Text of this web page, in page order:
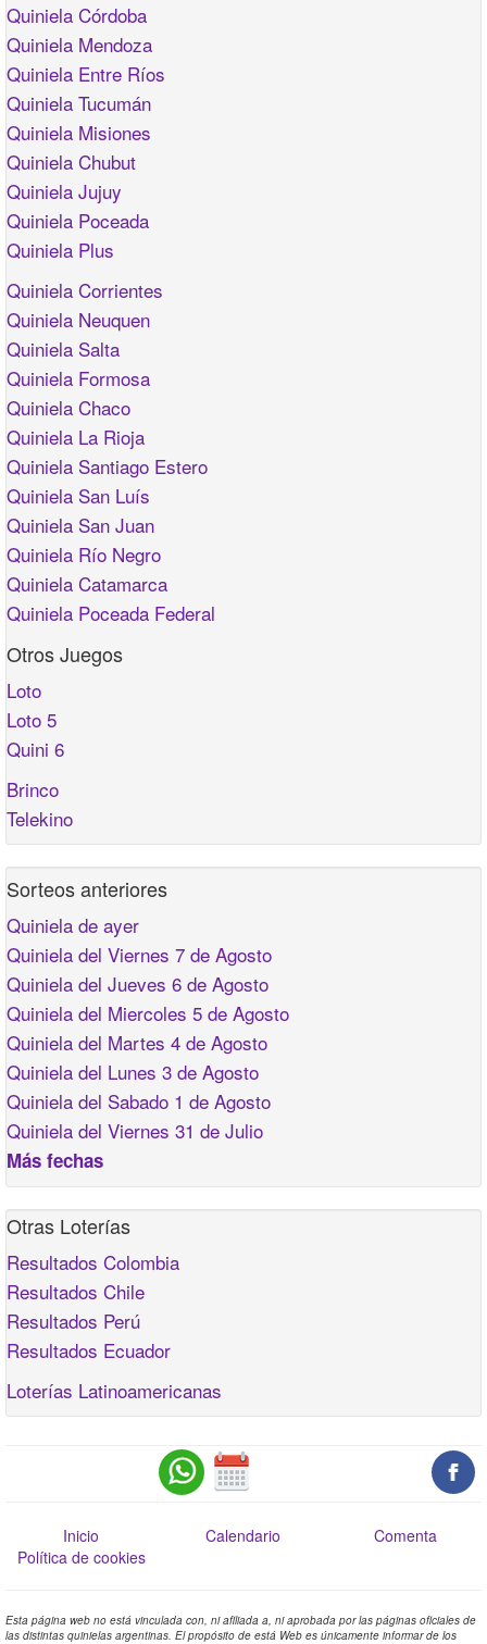
Quiniela Córdoba
Quiniela Mendoza
Quiniela Entre Ríos
Quiniela Tucumán
Quiniela Misiones
Quiniela Chubut
Quiniela Jujuy
Quiniela Poceada
Quiniela Plus
Quiniela Corrientes
Quiniela Neuquen
Quiniela Salta
Quiniela Formosa
Quiniela Chaco
Quiniela La Rioja
Quiniela Santiago Estero
Quiniela San Luís
Quiniela San Juan
Quiniela Río Negro
Quiniela Catamarca
Quiniela Poceada Federal
Otros Juegos
Loto
Loto 5
Quini 6
Brinco
Telekino
Sorteos anteriores
Quiniela de ayer
Quiniela del Viernes 7 de Agosto
Quiniela del Jueves 6 de Agosto
Quiniela del Miercoles 5 de Agosto
Quiniela del Martes 4 de Agosto
Quiniela del Lunes 3 de Agosto
Quiniela del Sabado 1 de Agosto
Quiniela del Viernes 31 de Julio
Más fechas
Otras Loterías
Resultados Colombia
Resultados Chile
Resultados Perú
Resultados Ecuador
Loterías Latinoamericanas
Inicio Calendario
Comenta
Política de cookies
Esta página web no está vinculada con, ni afiliada a, ni aprobada por las páginas oficiales de
las distintas quinielas argentinas. El propósito de está Web es únicamente informar de los